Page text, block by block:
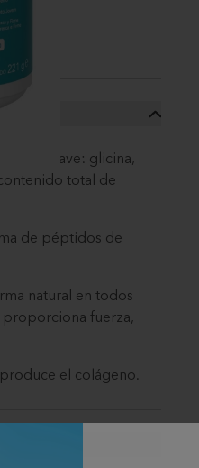
clave: glicina,
total de
de péptidos de
natural en todos
proporciona fuerza,
el colágeno.